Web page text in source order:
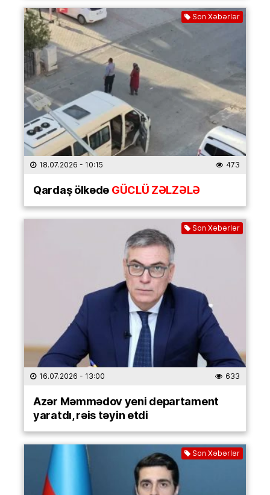
Son Xəbərlər
18.07.2026 - 10:15 473
Qardaş ölkədəGÜCLÜ ZƏLZƏLƏ
Son Xəbərlər
16.07.2026 - 13:00 633
Azər Məmmədov yeni departament
yaratdı, rəis təyin etdi
Son Xəbərlər